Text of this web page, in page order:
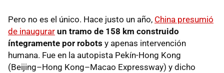
Pero no es el único. Hace justo un año, China presumió
de inaugurar un tramo de 158 km construido
íntegramente por robots y apenas intervención
humana. Fue en la autopista Pekín-Hong Kong
(Beijing–Hong Kong–Macao Expressway) y dicho